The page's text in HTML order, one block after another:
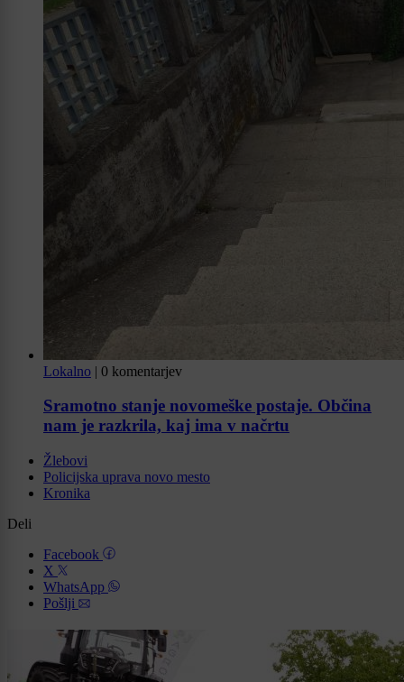
Lokalno | 0 komentarjev
Sramotno stanje novomeške postaje. Občina
nam je razkrila, kaj ima v načrtu
Žlebovi
Policijska uprava novo mesto
Kronika
Deli
Facebook
X
WhatsApp
Pošlji